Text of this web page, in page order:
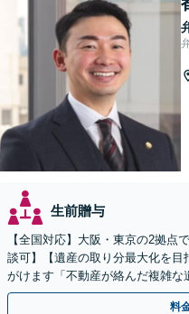
生前贈与
【全国対応】大阪・東京の2拠点
談可】【遺産の取り分最大化を
がけます「不動産が絡んだ複雑
執行／事業承継など、お任せくだ
料